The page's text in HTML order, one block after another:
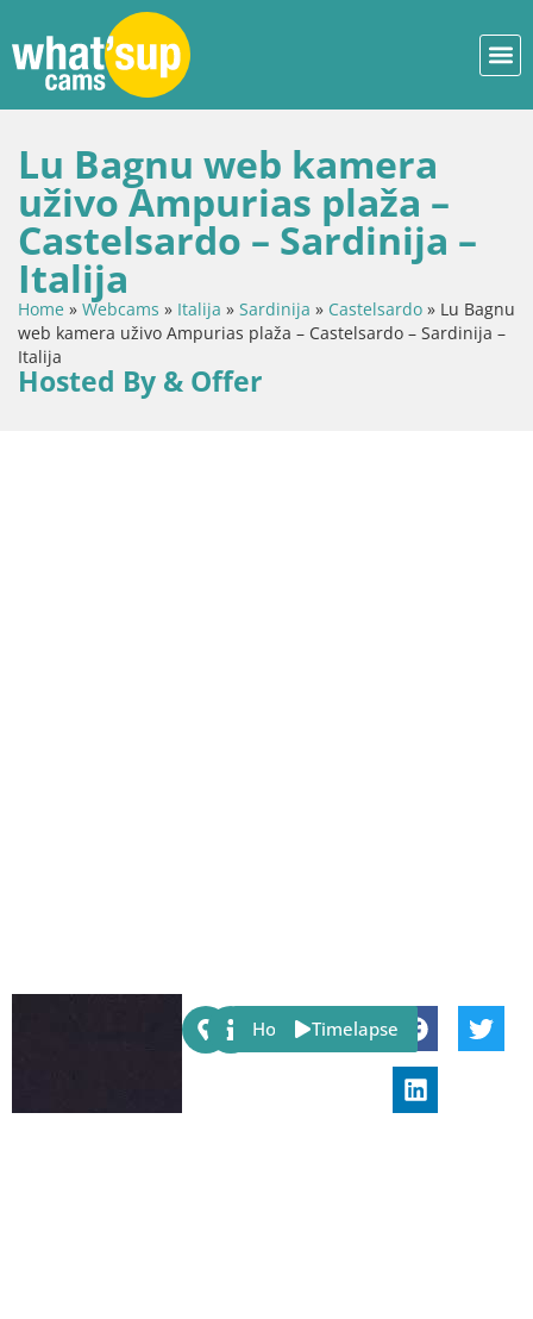
Lu Bagnu web kamera
uživo Ampurias plaža –
Castelsardo – Sardinija –
Italija
Home » Webcams » Italija » Sardinija » Castelsardo » Lu Bagnu
web kamera uživo Ampurias plaža – Castelsardo – Sardinija –
Italija
Hosted By & Offer
Share:
Host Timelapse